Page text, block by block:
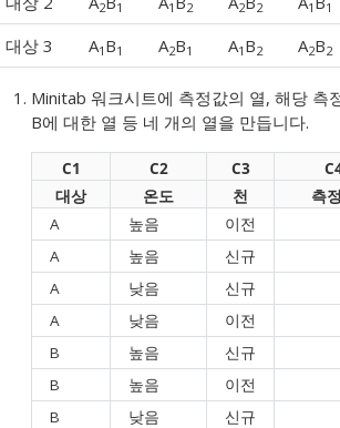
2 1 1 2 2 2 1 1
대상 3 A1 B1 A2B1 A1 B2 A2B2
Minitab 워크시트에 측정값의 열, 해당 측
B에 대한 열 등 네 개의 열을 만듭니다.
C1 C2 C3
대상
온도 천
측
A
높음 이전
A
높음 신규
A
낮음 신규
A
낮음 이전
B
높음 신규
B
높음 이전
B
낮음 신규